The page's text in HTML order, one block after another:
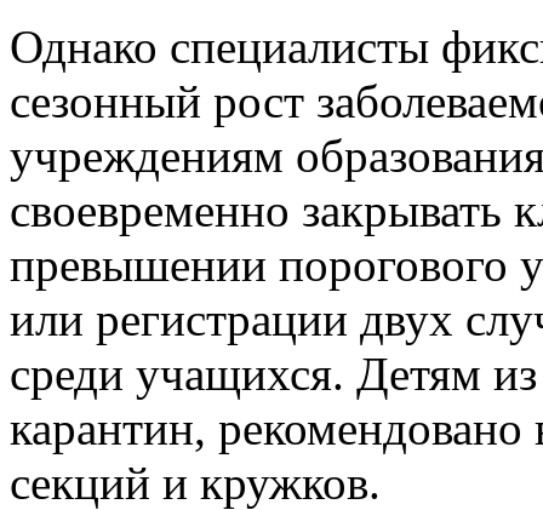
Однако специалисты
сезонный рост
учреждениям
своевременно закрывать
превышении порогового
или регистрации двух
среди учащихся. Детям
карантин,
секций и кружков.